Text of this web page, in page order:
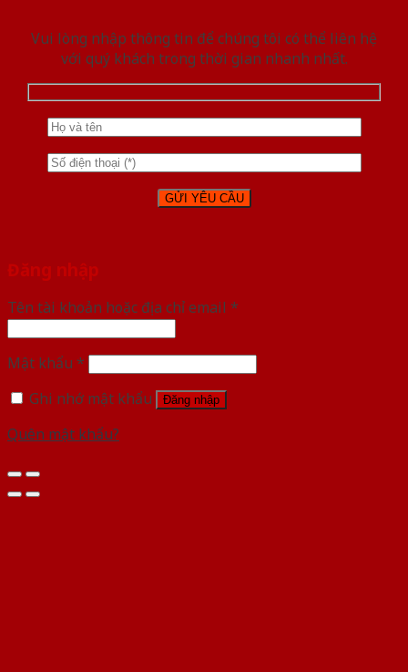
Vui lòng nhập thông tin để chúng tôi có thể liên hệ
với quý khách trong thời gian nhanh nhất.
Đăng nhập
Tên tài khoản hoặc địa chỉ email *
Mật khẩu *
Ghi nhớ mật khẩu
Đăng nhập
Quên mật khẩu?